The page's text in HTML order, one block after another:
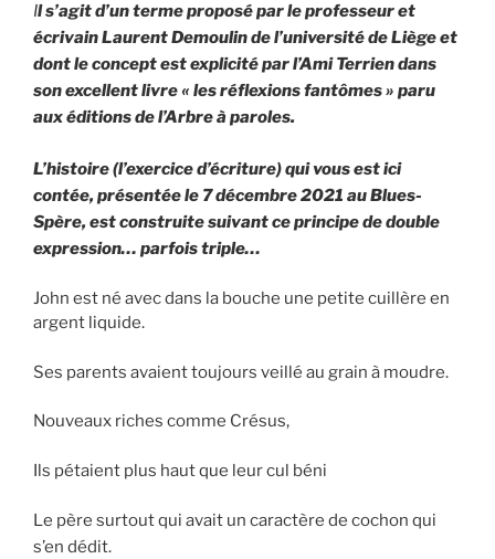
Il s’agit d’un terme proposé par le professeur et
écrivain Laurent Demoulin de l’université de Liège et
dont le concept est explicité par l’Ami Terrien dans
son excellent livre « les réflexions fantômes » paru
aux éditions de l’Arbre à paroles.
L’histoire (l’exercice d’écriture) qui vous est ici
contée, présentée le 7 décembre 2021 au Blues-
Spère, est construite suivant ce principe de double
expression… parfois triple…
John est né avec dans la bouche une petite cuillère en
argent liquide.
Ses parents avaient toujours veillé au grain à moudre.
Nouveaux riches comme Crésus,
Ils pétaient plus haut que leur cul béni
Le père surtout qui avait un caractère de cochon qui
s’en dédit.